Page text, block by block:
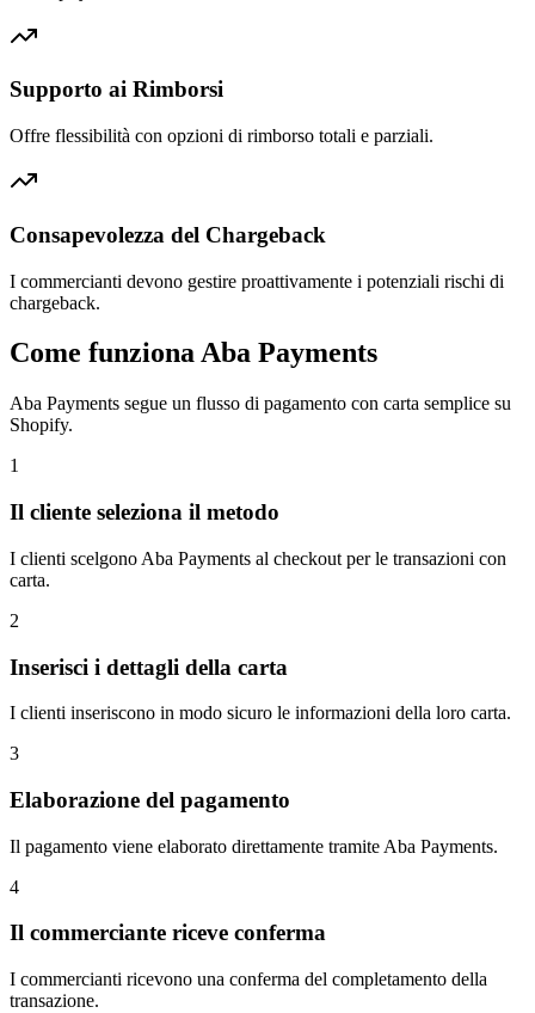
Supporto ai Rimborsi
Offre flessibilità con opzioni di rimborso totali e parziali.
Consapevolezza del Chargeback
I commercianti devono gestire proattivamente i potenziali rischi di
chargeback.
Come funziona Aba Payments
Aba Payments segue un flusso di pagamento con carta semplice su
Shopify.
1
Il cliente seleziona il metodo
I clienti scelgono Aba Payments al checkout per le transazioni con
carta.
2
Inserisci i dettagli della carta
I clienti inseriscono in modo sicuro le informazioni della loro carta.
3
Elaborazione del pagamento
Il pagamento viene elaborato direttamente tramite Aba Payments.
4
Il commerciante riceve conferma
I commercianti ricevono una conferma del completamento della
transazione.